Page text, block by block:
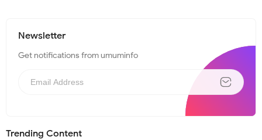
Newsletter
Get notifications from umuminfo
Trending Content